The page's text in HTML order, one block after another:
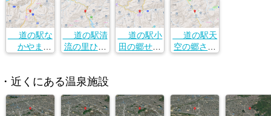
道の駅な
かやま
津162-1
道の駅清
流の里ひじ
郡砥部町総
津162-1
道の駅小
田の郷せせ
津162-1
道の駅天
空の郷さん
津162-1
・近くにある温泉施設